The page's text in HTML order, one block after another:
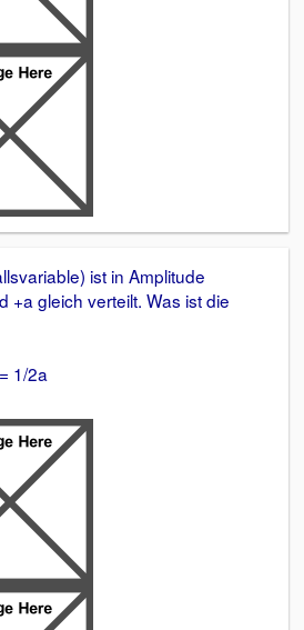
ist in Amplitude
+a gleich verteilt. Was ist die
1/2a